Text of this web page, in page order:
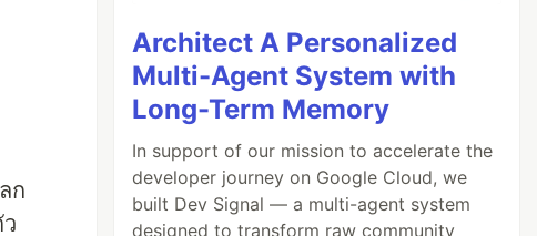
ก
Architect A Personalized
Multi-Agent System with
Long-Term Memory
In support of our mission to accelerate the
developer journey on Google Cloud, we
built Dev Signal — a multi-agent system
designed to transform raw community